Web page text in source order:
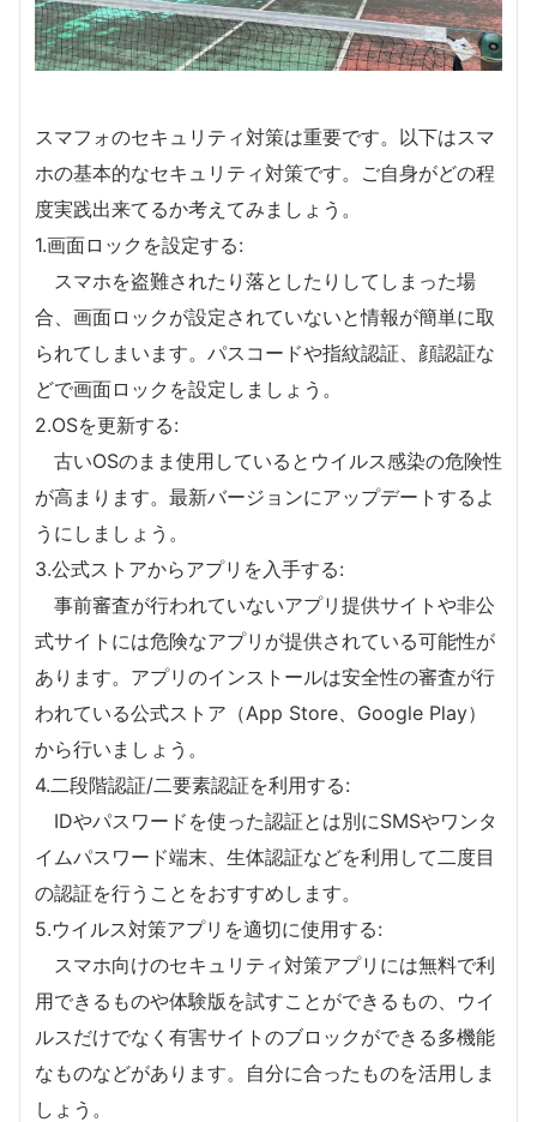
スマフォのセキュリティ対策は重要です。以下はスマ
ホの基本的なセキュリティ対策です。ご自身がどの程
度実践出来てるか考えてみましょう。
1.画面ロックを設定する:
スマホを盗難されたり落としたりしてしまった場
合、画面ロックが設定されていないと情報が簡単に取
られてしまいます。パスコードや指紋認証、顔認証な
どで画面ロックを設定しましょう。
2.OSを更新する:
古いOSのまま使用しているとウイルス感染の危険性
が高まります。最新バージョンにアップデートするよ
うにしましょう。
3.公式ストアからアプリを入手する:
事前審査が行われていないアプリ提供サイトや非公
式サイトには危険なアプリが提供されている可能性が
あります。アプリのインストールは安全性の審査が行
われている公式ストア（App Store、Google Play）
から行いましょう。
4.二段階認証/二要素認証を利用する:
IDやパスワードを使った認証とは別にSMSやワンタ
イムパスワード端末、生体認証などを利用して二度目
の認証を行うことをおすすめします。
5.ウイルス対策アプリを適切に使用する:
スマホ向けのセキュリティ対策アプリには無料で利
用できるものや体験版を試すことができるもの、ウイ
ルスだけでなく有害サイトのブロックができる多機能
なものなどがあります。自分に合ったものを活用しま
しょう。